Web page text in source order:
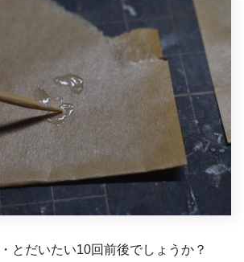
とだいたい10回前後でしょうか？